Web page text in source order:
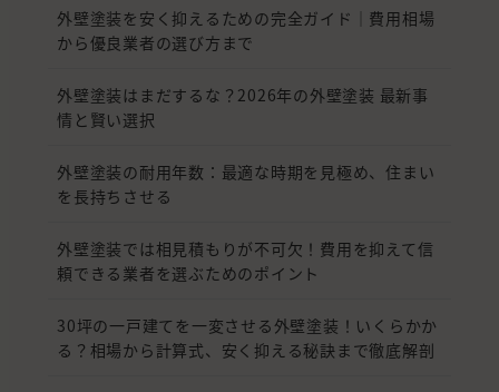
外壁塗装を安く抑えるための完全ガイド｜費用相場
から優良業者の選び方まで
外壁塗装はまだするな？2026年の外壁塗装 最新事
情と賢い選択
外壁塗装の耐用年数：最適な時期を見極め、住まい
を長持ちさせる
外壁塗装では相見積もりが不可欠！費用を抑えて信
頼できる業者を選ぶためのポイント
30坪の一戸建てを一変させる外壁塗装！いくらかか
る？相場から計算式、安く抑える秘訣まで徹底解剖